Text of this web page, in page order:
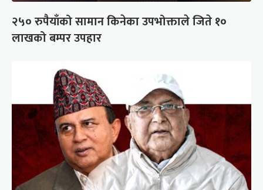
२५० रुपैयाँको सामान किनेका उपभोक्ताले जिते १०
लाखको बम्पर उपहार